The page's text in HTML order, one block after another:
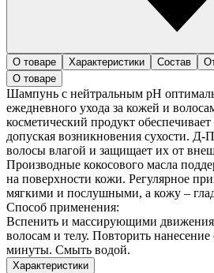
О товаре Характеристики Состав
О товаре
Шампунь с нейтральным рН
ежедневного ухода за кожей и
косметический продукт
допуская возникновения сухости. Д-
волосы влагой и защищает их от
Производные кокосового масла
на поверхности кожи. Регулярное
мягкими и послушными, а кожу –
Способ применения:
Вспенить и массирующими
волосам и телу. Повторить
минуты. Смыть водой.
Характеристики